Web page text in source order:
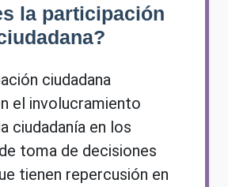
la participación
ciudadana
el involucramiento
ciudadanía en los
toma de decisiones
tienen repercusión en